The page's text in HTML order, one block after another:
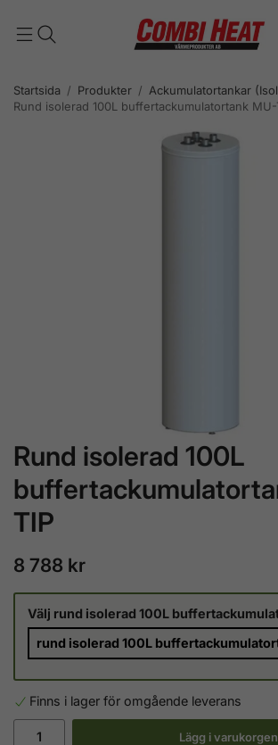
Startsida / Produkter / Ackumulatortankar
Rund isolerad 100L buffertackumulatortank MU-
Rund isolerad 100L
TIP
8 788 kr
Välj rund isolerad 100L
rund isolerad 100L
Finns i lager för omgående leverans
Lägg i varukorgen